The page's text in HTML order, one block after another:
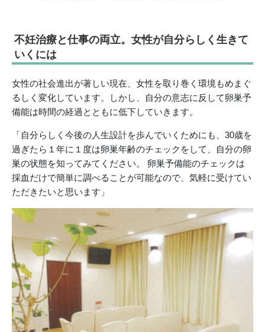
不妊治療と仕事の両立。女性が自分らしく生きて
いくには
女性の社会進出が著しい現在、女性を取り巻く環境もめまぐ
るしく変化しています。しかし、自分の意志に反して卵巣予
備能は時間の経過とともに低下していきます。
「自分らしく今後の人生設計を歩んでいくためにも、30歳を
過ぎたら１年に１度は卵巣年齢のチェックをして、自分の卵
巣の状態を知ってみてください。 卵巣予備能のチェックは
採血だけで簡単に調べることが可能なので、気軽に受けてい
ただきたいと思います」